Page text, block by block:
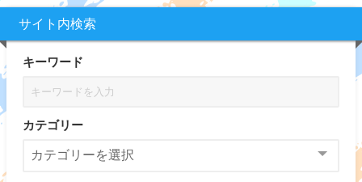
サイト内検索
キーワード
カテゴリー